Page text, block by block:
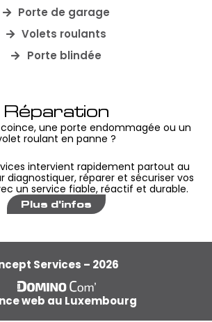
Porte de garage
Volets roulants
Porte blindée
Réparation
une porte endommagée ou un
roulant en panne ?
intervient rapidement partout au
diagnostiquer, réparer et sécuriser vos
un service fiable, réactif et durable.
Plus d'infos
Services – 2026
web au Luxembourg